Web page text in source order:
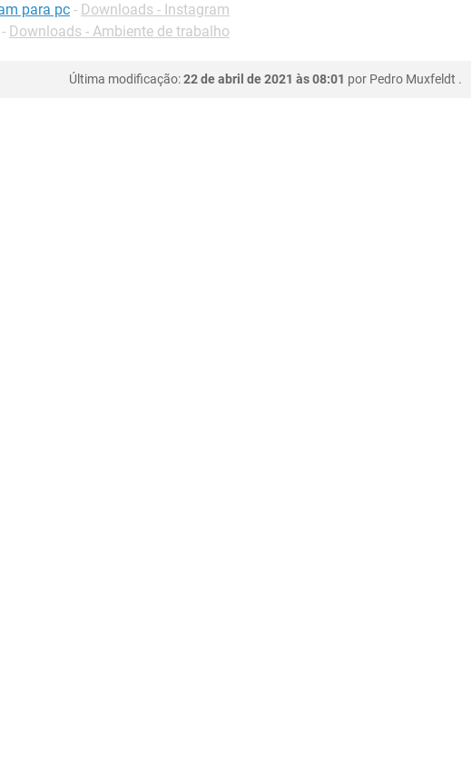
para pc - Downloads - Instagram
- Downloads - Ambiente de trabalho
Última modificação:22 de abril de 2021 às 08:01 por Pedro Muxfeldt .